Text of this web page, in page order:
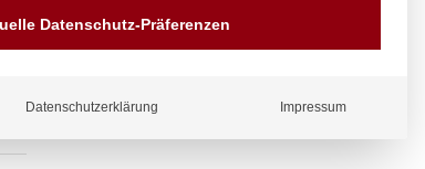
Vorrauskasse Paypal,
Kreditkarte, Direkt
Datenschutz-Präferenzen
Datenschutzerklärung Impressum